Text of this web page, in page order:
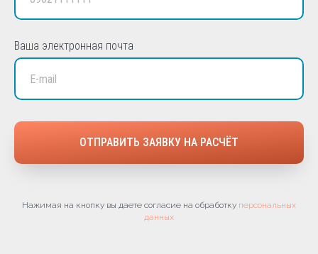
Ваша электронная почта
ОТПРАВИТЬ ЗАЯВКУ НА РАСЧЁТ
Нажимая на кнопку вы даете согласие на обработку персональных
данных